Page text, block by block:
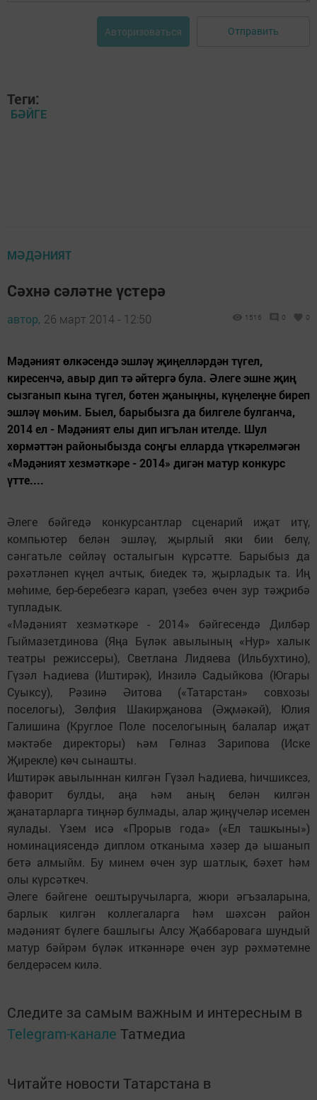
Авторизоваться Отправить
Теги:
БӘЙГЕ
МӘДӘНИЯТ
Сәхнә сәләтне үстерә
автор, 26 март 2014 - 12:50 1516 0 0
Мәдәният өлкәсендә эшләү җиңелләрдән түгел,
киресенчә, авыр дип тә әйтергә була. Әлеге эшне җиң
сызганып кына түгел, бөтен җаныңны, күңелеңне биреп
эшләү мөһим. Быел, барыбызга да билгеле булганча,
2014 ел - Мәдәният елы дип игълан ителде. Шул
хөрмәттән районыбызда соңгы елларда үткәрелмәгән
«Мәдәният хезмәткәре - 2014» дигән матур конкурс
үтте....
Әлеге бәйгедә конкурсантлар сценарий иҗат итү,
компьютер белән эшләү, җырлый яки бии белү,
сәнгатьле сөйләү осталыгын күрсәтте. Барыбыз да
рәхәтләнеп күңел ачтык, биедек тә, җырладык та. Иң
мөhиме, бер-беребезгә карап, үзебез өчен зур тәҗрибә
тупладык.
«Мәдәният хезмәткәре - 2014» бәйгесендә Дилбәр
Гыймазетдинова (Яңа Бүләк авылының «Нур» халык
театры режиссеры), Светлана Лидяева (Ильбухтино),
Гүзәл Һадиева (Иштирәк), Инзилә Садыйкова (Югары
Суыксу), Рәзинә Әитова («Татарстан» совхозы
поселогы), Зөлфия Шакирҗанова (Әҗмәкәй), Юлия
Галишина (Круглое Поле поселогының балалар иҗат
мәктәбе директоры) һәм Гөлназ Зарипова (Иске
Җирекле) көч сынашты.
Иштирәк авылыннан килгән Гүзәл Һадиева, hичшиксез,
фаворит булды, аңа һәм аның белән килгән
җанатарларга тиңнәр булмады, алар җиңүчеләр исемен
яулады. Үзем исә «Прорыв года» («Ел ташкыны»)
номинациясендә диплом отканыма хәзер дә ышанып
бетә алмыйм. Бу минем өчен зур шатлык, бәхет hәм
олы күрсәткеч.
Әлеге бәйгене оештыручыларга, жюри әгъзаларына,
барлык килгән коллегаларга hәм шәхсән район
мәдәният бүлеге башлыгы Алсу Җаббаровага шундый
матур бәйрәм бүләк иткәннәре өчен зур рәхмәтемне
белдерәсем килә.
Следите за самым важным и интересным в
Telegram-канале Татмедиа
Читайте новости Татарстана в